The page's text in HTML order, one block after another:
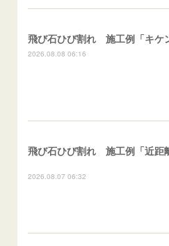
2026.08.08 06:16
2026.08.07 06:32